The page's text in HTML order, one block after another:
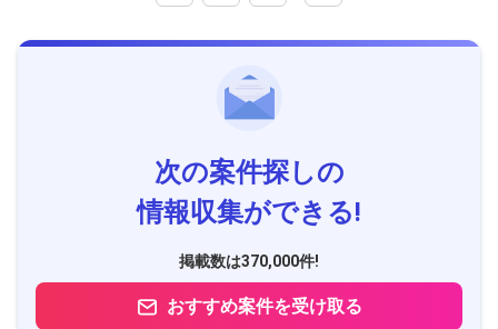
次の案件探しの
情報収集ができる!
掲載数は370,000件!
おすすめ案件を受け取る